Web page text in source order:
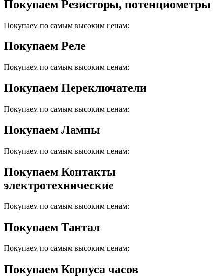
Покупаем Резисторы, потенциометры
Покупаем по самым высоким ценам:
Покупаем Реле
Покупаем по самым высоким ценам:
Покупаем Переключатели
Покупаем по самым высоким ценам:
Покупаем Лампы
Покупаем по самым высоким ценам:
Покупаем Контакты
электротехнические
Покупаем по самым высоким ценам:
Покупаем Тантал
Покупаем по самым высоким ценам:
Покупаем Корпуса часов